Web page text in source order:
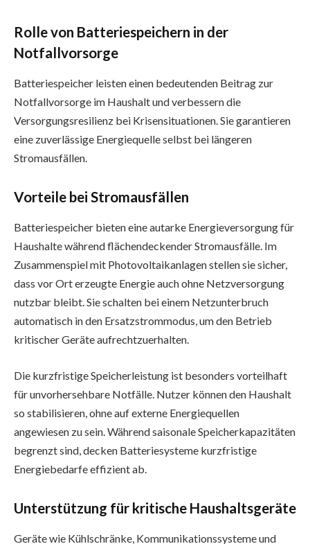
Rolle von Batteriespeichern in der
Notfallvorsorge
Batteriespeicher leisten einen bedeutenden Beitrag zur
Notfallvorsorge im Haushalt und verbessern die
Versorgungsresilienz bei Krisensituationen. Sie garantieren
eine zuverlässige Energiequelle selbst bei längeren
Stromausfällen.
Vorteile bei Stromausfällen
Batteriespeicher bieten eine autarke Energieversorgung für
Haushalte während flächendeckender Stromausfälle. Im
Zusammenspiel mit Photovoltaikanlagen stellen sie sicher,
dass vor Ort erzeugte Energie auch ohne Netzversorgung
nutzbar bleibt. Sie schalten bei einem Netzunterbruch
automatisch in den Ersatzstrommodus, um den Betrieb
kritischer Geräte aufrechtzuerhalten.
Die kurzfristige Speicherleistung ist besonders vorteilhaft
für unvorhersehbare Notfälle. Nutzer können den Haushalt
so stabilisieren, ohne auf externe Energiequellen
angewiesen zu sein. Während saisonale Speicherkapazitäten
begrenzt sind, decken Batteriesysteme kurzfristige
Energiebedarfe effizient ab.
Unterstützung für kritische Haushaltsgeräte
Geräte wie Kühlschränke, Kommunikationssysteme und